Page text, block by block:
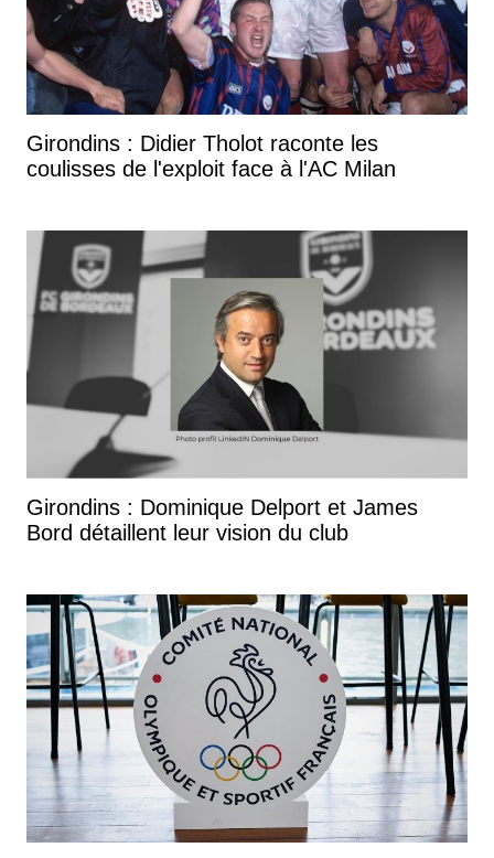
Girondins : Didier Tholot raconte les
coulisses de l'exploit face à l'AC Milan
Girondins : Dominique Delport et James
Bord détaillent leur vision du club